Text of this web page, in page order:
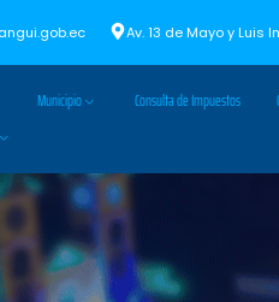
Av. 13 de Mayo y Luis
Municipio Consulta de Impuestos